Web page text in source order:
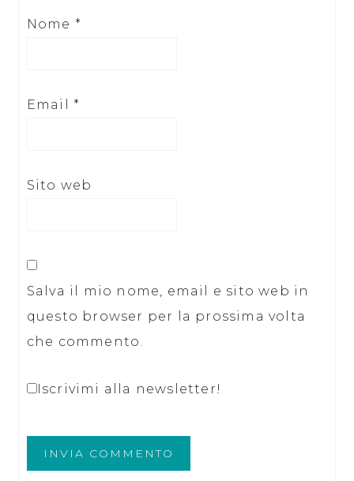
Nome *
Email *
Sito web
Salva il mio nome, email e sito web in
questo browser per la prossima volta
che commento.
Iscrivimi alla newsletter!